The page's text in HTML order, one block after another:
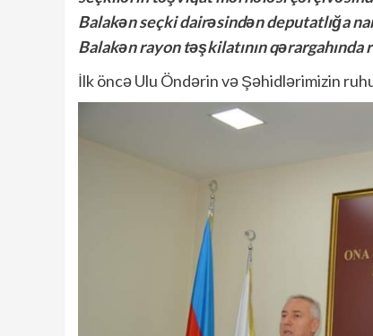
Balakən seçki dairəsindən deputatlığa
Balakən rayon təşkilatının
İlk öncə Ulu Öndərin və Şəhidlərimizin